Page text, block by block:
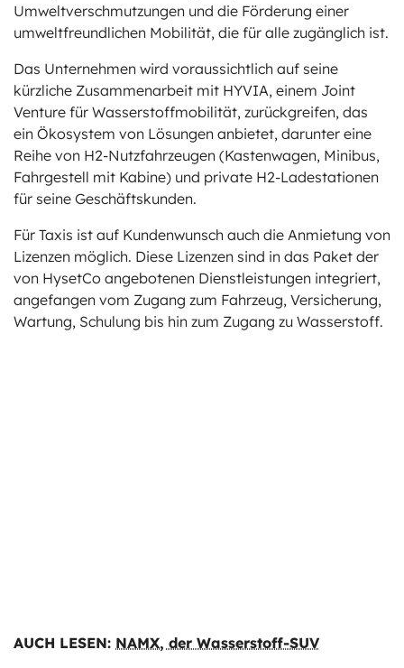
Umweltverschmutzungen und die Förderung einer
umweltfreundlichen Mobilität, die für alle zugänglich ist.
Das Unternehmen wird voraussichtlich auf seine
kürzliche Zusammenarbeit mit HYVIA, einem Joint
Venture für Wasserstoffmobilität, zurückgreifen, das
ein Ökosystem von Lösungen anbietet, darunter eine
Reihe von H2-Nutzfahrzeugen (Kastenwagen, Minibus,
Fahrgestell mit Kabine) und private H2-Ladestationen
für seine Geschäftskunden.
Für Taxis ist auf Kundenwunsch auch die Anmietung von
Lizenzen möglich. Diese Lizenzen sind in das Paket der
von HysetCo angebotenen Dienstleistungen integriert,
angefangen vom Zugang zum Fahrzeug, Versicherung,
Wartung, Schulung bis hin zum Zugang zu Wasserstoff.
AUCH LESEN: NAMX, der Wasserstoff-SUV